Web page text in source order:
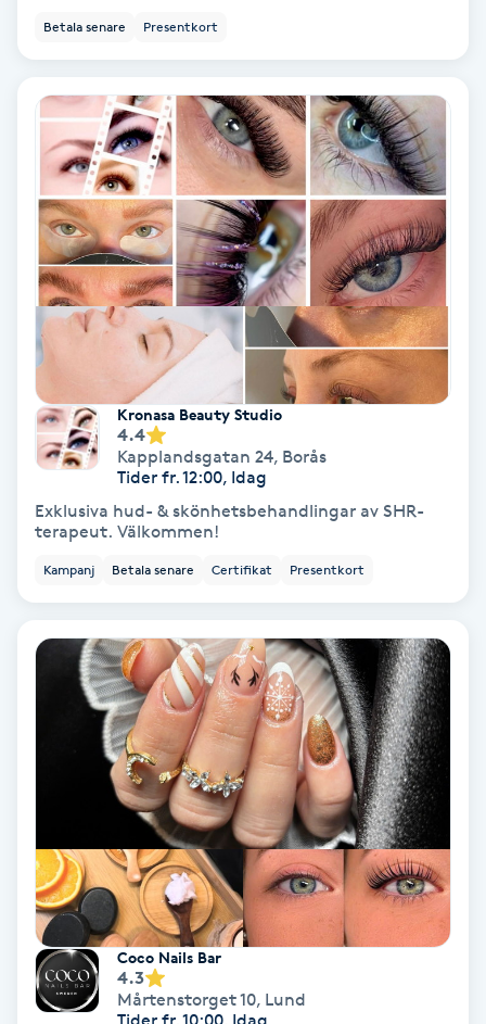
Stylist
Sugaring
Svensk massage
Svettbehandling
Tuina-massage
Taktil massage
Tatueringsborttagning
Thaimassage
Toning
Torr hårbotten
Torrborstning
Betala senare Presentkort
Kronasa Beauty Studio
4.4
Kapplandsgatan 24, Borås
Tider fr. 12:00, Idag
Exklusiva hud- & skönhetsbehandlingar av SHR-
terapeut. Välkommen!
Kampanj Betala senare Certifikat Presentkort
Coco Nails Bar
4.3
Mårtenstorget 10, Lund
Tider fr. 10:00, Idag